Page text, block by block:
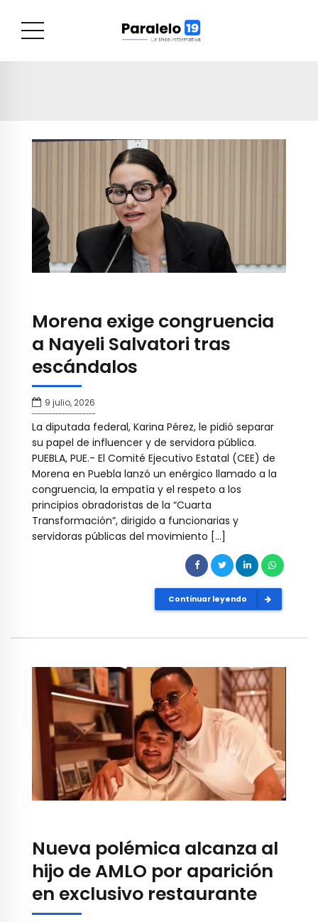
Morena exige congruencia
a Nayeli Salvatori tras
escándalos
9 julio, 2026
La diputada federal, Karina Pérez, le pidió separar
su papel de influencer y de servidora pública.
PUEBLA, PUE.- El Comité Ejecutivo Estatal (CEE) de
Morena en Puebla lanzó un enérgico llamado a la
congruencia, la empatía y el respeto a los
principios obradoristas de la “Cuarta
Transformación”, dirigido a funcionarias y
servidoras públicas del movimiento […]
Continuar leyendo
Nueva polémica alcanza al
hijo de AMLO por aparición
en exclusivo restaurante